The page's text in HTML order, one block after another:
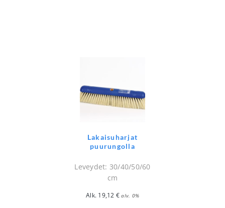
Lakaisuharjat
puurungolla
Leveydet: 30/40/50/60
cm
Alk. 19,12 € alv. 0%